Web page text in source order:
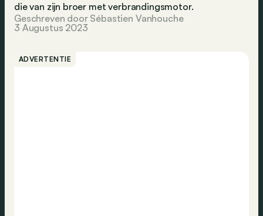
die van zijn broer met verbrandingsmotor.
Geschreven door Sébastien Vanhouche
3 Augustus 2023
ADVERTENTIE